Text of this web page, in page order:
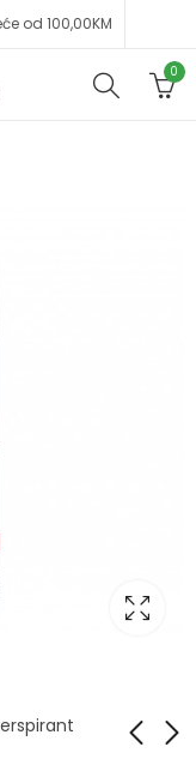
od 100,00KM
0